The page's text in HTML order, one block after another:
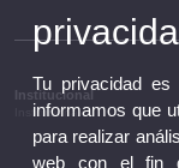
Institucional
Institucional
Tu privacidad
informamos que
para realizar
web con el fin